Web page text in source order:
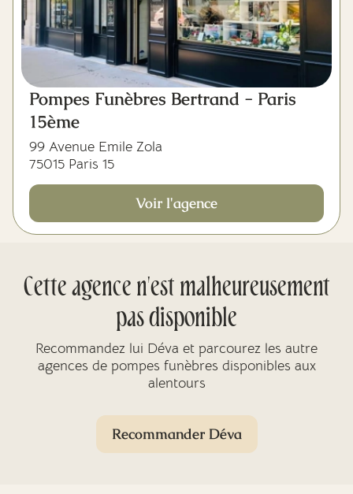
Pompes Funèbres Bertrand - Paris
15ème
99 Avenue Emile Zola
75015 Paris 15
Voir l'agence
Cette agence n'est malheureusement
pas disponible
Recommandez lui Déva et parcourez les autre
agences de pompes funèbres disponibles aux
alentours
Recommander Déva